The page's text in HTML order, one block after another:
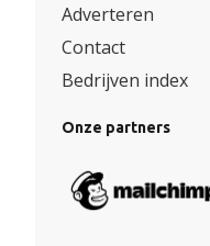
Adverteren
Contact
Bedrijven index
Onze partners